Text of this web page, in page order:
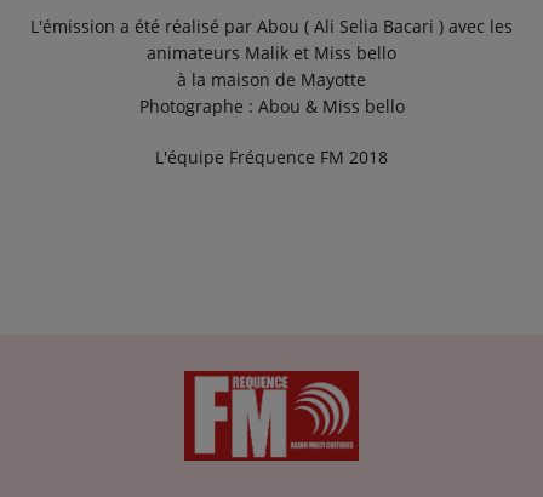
L'émission a été réalisé par Abou ( Ali Selia Bacari ) avec les
animateurs Malik et Miss bello
à la maison de Mayotte
Photographe : Abou & Miss bello
L'équipe Fréquence FM 2018